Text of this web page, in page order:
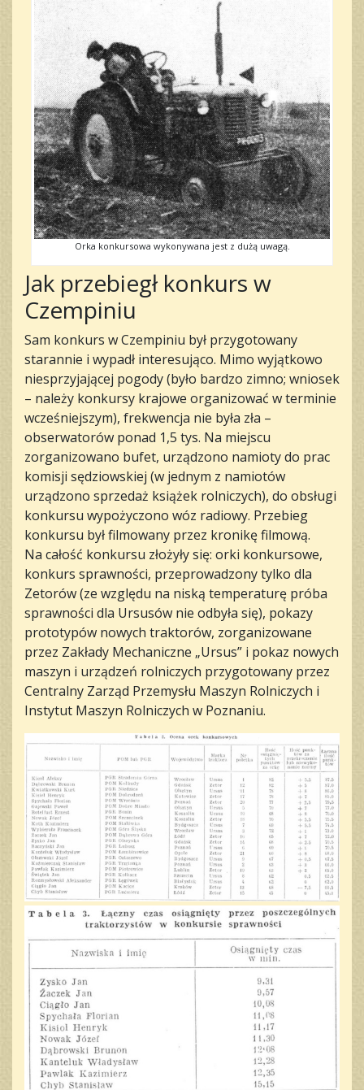
Orka konkursowa wykonywana jest z dużą uwagą.
Jak przebiegł konkurs w
Czempiniu
Sam konkurs w Czempiniu był przygotowany
starannie i wypadł interesująco. Mimo wyjątkowo
niesprzyjającej pogody (było bardzo zimno; wniosek
– należy konkursy krajowe organizować w terminie
wcześniejszym), frekwencja nie była zła –
obserwatorów ponad 1,5 tys. Na miejscu
zorganizowano bufet, urządzono namioty do prac
komisji sędziowskiej (w jednym z namiotów
urządzono sprzedaż książek rolniczych), do obsługi
konkursu wypożyczono wóz radiowy. Przebieg
konkursu był filmowany przez kronikę filmową.
Na całość konkursu złożyły się: orki konkursowe,
konkurs sprawności, przeprowadzony tylko dla
Zetorów (ze względu na niską temperaturę próba
sprawności dla Ursusów nie odbyła się), pokazy
prototypów nowych traktorów, zorganizowane
przez Zakłady Mechaniczne „Ursus” i pokaz nowych
maszyn i urządzeń rolniczych przygotowany przez
Centralny Zarząd Przemysłu Maszyn Rolniczych i
Instytut Maszyn Rolniczych w Poznaniu.